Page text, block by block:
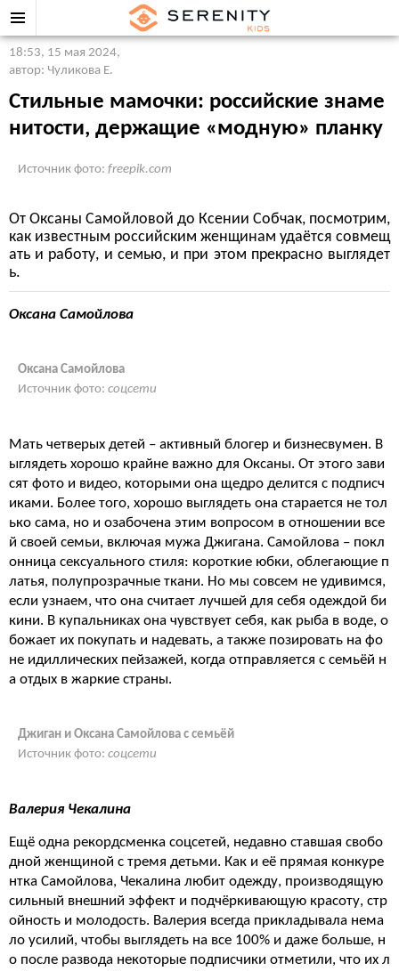
18:53, 15 мая 2024,
автор: Чуликова Е.
Стильные мамочки: российские знаме
нитости, держащие «модную» планку
Источник фото: freepik.com
От Оксаны Самойловой до Ксении Собчак, посмотрим,
как известным российским женщинам удаётся совмещ
ать и работу, и семью, и при этом прекрасно выглядет
ь.
Оксана Самойлова
Оксана Самойлова
Источник фото: соцсети
Мать четверых детей – активный блогер и бизнесвумен. В
ыглядеть хорошо крайне важно для Оксаны. От этого зави
сят фото и видео, которыми она щедро делится с подписч
иками. Более того, хорошо выглядеть она старается не тол
ько сама, но и озабочена этим вопросом в отношении все
й своей семьи, включая мужа Джигана. Самойлова – покл
онница сексуального стиля: короткие юбки, облегающие п
латья, полупрозрачные ткани. Но мы совсем не удивимся,
если узнаем, что она считает лучшей для себя одеждой би
кини. В купальниках она чувствует себя, как рыба в воде, о
божает их покупать и надевать, а также позировать на фо
не идиллических пейзажей, когда отправляется с семьёй н
а отдых в жаркие страны.
Джиган и Оксана Самойлова с семьёй
Источник фото: соцсети
Валерия Чекалина
Ещё одна рекордсменка соцсетей, недавно ставшая свобо
дной женщиной с тремя детьми. Как и её прямая конкуре
нтка Самойлова, Чекалина любит одежду, производящую
сильный внешний эффект и подчёркивающую красоту, стр
ойность и молодость. Валерия всегда прикладывала нема
ло усилий, чтобы выглядеть на все 100% и даже больше, н
о после развода некоторые подписчики отметили, что их л